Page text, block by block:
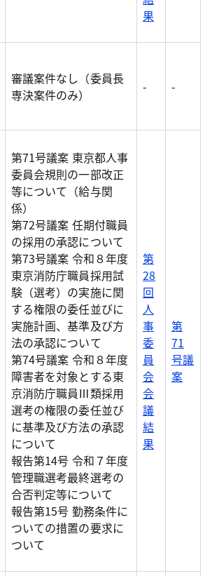
果
審議案件なし（委員長
専決案件のみ）
- -
第71号議案 東京都人事
委員会規則の一部改正
等について（給与関
係）
第72号議案 任期付職員
の採用の承認について
第73号議案 令和８年度
東京消防庁職員採用試
験（選考）の実施に関
する権限の委任並びに
実施計画、基準及び方
法の承認について
第74号議案 令和８年度
障害者を対象とする東
京消防庁職員Ⅲ類採用
選考の権限の委任並び
に基準及び方法の承認
について
報告第14号 令和７年度
管理職選考最終選考の
合否判定等について
報告第15号 勤務条件に
ついての措置の要求に
ついて
第
28
回
人
事
委
員
会
会
議
結
果
第
71
号議
案